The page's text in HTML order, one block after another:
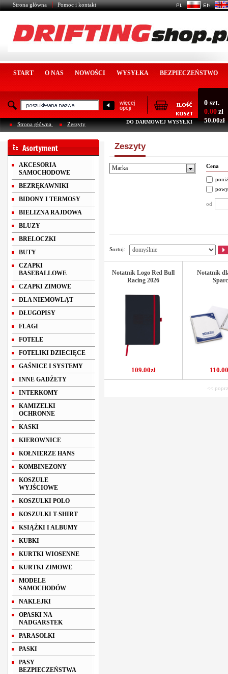
Strona główna Pomoc i kontakt
START O NAS NOWOŚCI WYSYŁKA BEZPIECZEŃSTWO
więcej
opcji
0 szt.
0.00 zł
DO DARMOWEJ WYSYŁKI 50.00zł
Strona główna Zeszyty
AKCESORIA
SAMOCHODOWE
BEZRĘKAWNIKI
BIDONY I TERMOSY
BIELIZNA RAJDOWA
BLUZY
BRELOCZKI
BUTY
CZAPKI
BASEBALLOWE
CZAPKI ZIMOWE
DLA NIEMOWLĄT
DŁUGOPISY
FLAGI
FOTELE
FOTELIKI DZIECIĘCE
GAŚNICE I SYSTEMY
INNE GADŻETY
INTERKOMY
KAMIZELKI
OCHRONNE
KASKI
KIEROWNICE
KOŁNIERZE HANS
KOMBINEZONY
KOSZULE
WYJŚCIOWE
KOSZULKI POLO
KOSZULKI T-SHIRT
KSIĄŻKI I ALBUMY
KUBKI
KURTKI WIOSENNE
KURTKI ZIMOWE
MODELE
SAMOCHODÓW
NAKLEJKI
OPASKI NA
NADGARSTEK
PARASOLKI
PASKI
PASY
BEZPIECZEŃSTWA
Zeszyty
Marka Cena
od
Sortuj:
Notatnik Logo Red Bull
Racing 2026
109.00zł
Notatnik
<<